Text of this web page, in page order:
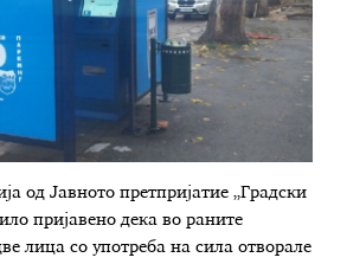
од Јавното претпријатие „Градски
пријавено дека во раните
лица со употреба на сила отворале